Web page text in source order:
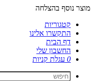
מוצר נוסף בהצלחה
קטגוריות
התקשרו אלינו
דף הבית
החשבון שלי
0 עגלת קניות